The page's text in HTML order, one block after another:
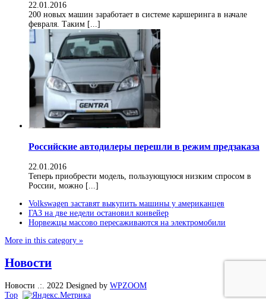
22.01.2016
200 новых машин заработает в системе каршеринга в начале
февраля. Таким [...]
Российские автодилеры перешли в режим предзаказа
22.01.2016
Теперь приобрести модель, пользующуюся низким спросом в
России, можно [...]
Volkswagen заставят выкупить машины у американцев
ГАЗ на две недели остановил конвейер
Норвежцы массово пересаживаются на электромобили
More in this category »
Новости
Новости .:. 2022 Designed by WPZOOM
Top